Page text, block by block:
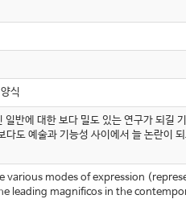
식
반에 대한 보다 밀도 있는 연구가 되
도 예술과 기능성 사이에서 늘 논란이
modes of expression
leading magnificos in the